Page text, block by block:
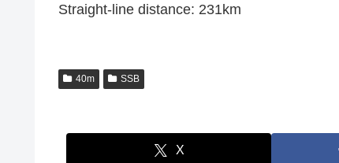
Straight-line distance: 231km
40m SSB
X